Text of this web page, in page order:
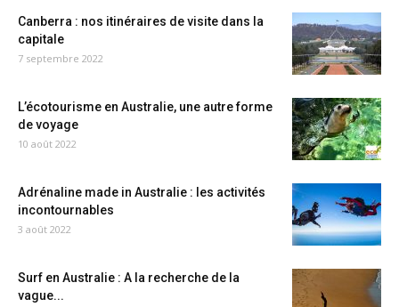
Canberra : nos itinéraires de visite dans la
capitale
7 septembre 2022
L’écotourisme en Australie, une autre forme
de voyage
10 août 2022
Adrénaline made in Australie : les activités
incontournables
3 août 2022
Surf en Australie : A la recherche de la
vague...